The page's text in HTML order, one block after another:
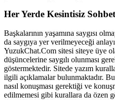
Her Yerde Kesintisiz Sohbet
Başkalarının yaşamına saygısı
da saygıya yer verilmeyeceği
YuzukChat.Com sitesi siteye üye
düşüncelerine saygılı olunması
göstermektedir. Sitede yazım
ilgili açıklamalar bulunmaktadır.
nasıl konuşması gerektiği ve
edilmemesi gibi kurallara da özen